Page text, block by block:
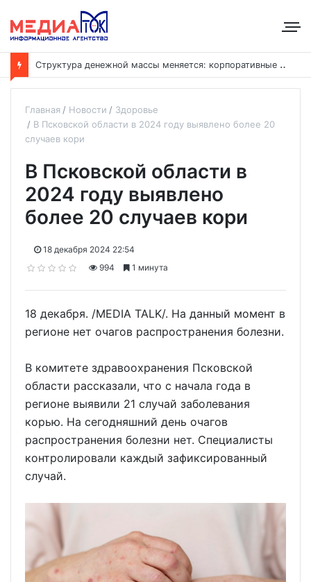
С
труктура денежной массы меняется: корпоративные депозиты обогнали вклады населения
Главная Новости
Здоровье
В Псковской области в 2024 году выявлено более 20
случаев кори
В Псковской области в
2024 году выявлено
более 20 случаев кори
18 декабря 2024 22:54
994
1 минута
18 декабря. /MEDIA TALK/. На данный момент в
регионе нет очагов распространения болезни.
В комитете здравоохранения Псковской
области рассказали, что с начала года в
регионе выявили 21 случай заболевания
корью. На сегодняшний день очагов
распространения болезни нет. Специалисты
контролировали каждый зафиксированный
случай.